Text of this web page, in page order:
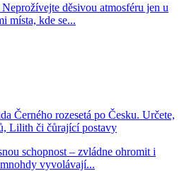
děsivou atmosféru jen u
místa, kde se...
Černého rozesetá po Česku. Určete,
Lilith či čůrající postavy
schopnost – zvládne ohromit i
vyvolávají...